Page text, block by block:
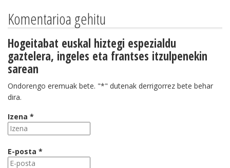
Komentarioa gehitu
Hogeitabat euskal hiztegi espezialdu
gaztelera, ingeles eta frantses itzulpenekin
sarean
Ondorengo eremuak bete. "*" dutenak derrigorrez bete behar
dira.
Izena *
E-posta *